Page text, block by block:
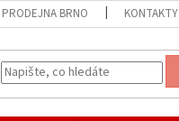
PRODEJNA BRNO KONTAKTY